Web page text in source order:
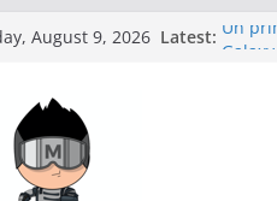
August 9, 2026 Latest: Un